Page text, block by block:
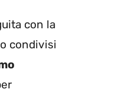
con la
condivisi